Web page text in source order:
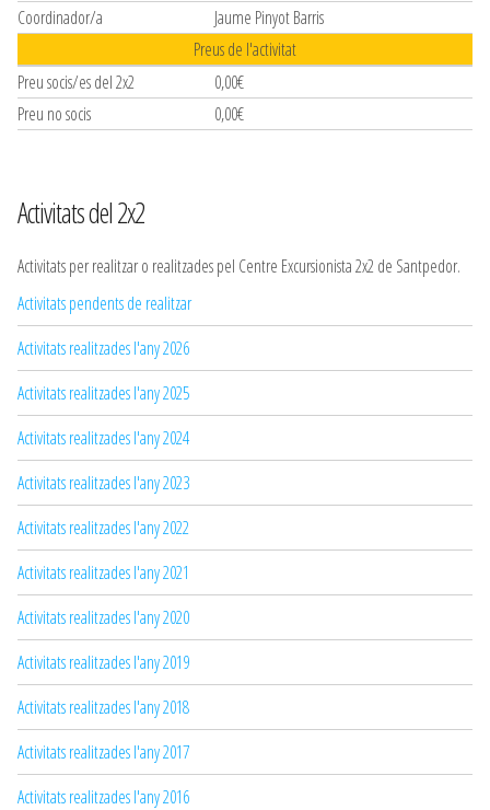
Coordinador/a
Jaume Pinyot Barris
Preus de l'activitat
Preu socis/es del 2x2
0,00€
Preu no socis
0,00€
Activitats del 2x2
Activitats per realitzar o realitzades pel Centre Excursionista 2x2 de Santpedor.
Activitats pendents de realitzar
Activitats realitzades l'any 2026
Activitats realitzades l'any 2025
Activitats realitzades l'any 2024
Activitats realitzades l'any 2023
Activitats realitzades l'any 2022
Activitats realitzades l'any 2021
Activitats realitzades l'any 2020
Activitats realitzades l'any 2019
Activitats realitzades l'any 2018
Activitats realitzades l'any 2017
Activitats realitzades l'any 2016